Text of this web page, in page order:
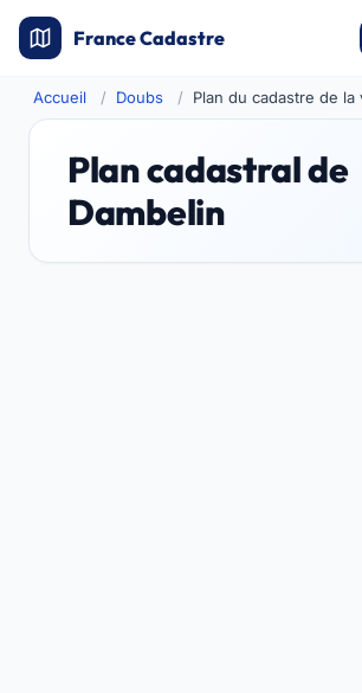
France Cadastre
Accueil Doubs Plan du cadastre de la
Plan cadastral de
Dambelin